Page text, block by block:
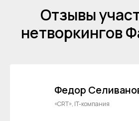
Отзывы
нетворкингов
Федор
«CRT», IT-компания